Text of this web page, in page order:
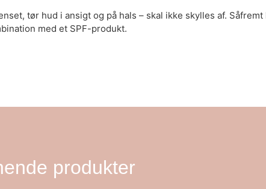
tør hud i ansigt og på hals – skal ikke skylles af.
med et SPF-produkt.
produkter